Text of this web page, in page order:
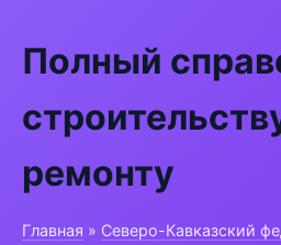
Полный
ремонту
Главная » Северо-Кавказский